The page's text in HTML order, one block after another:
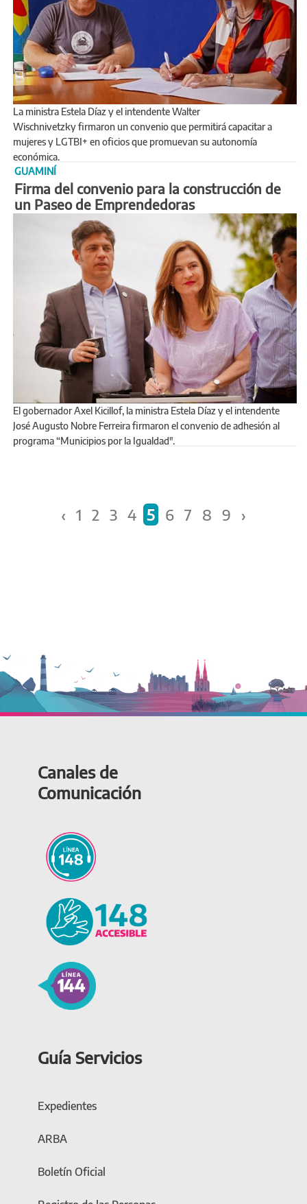
La ministra Estela Díaz y el intendente Walter
Wischnivetzky firmaron un convenio que permitirá capacitar a
mujeres y LGTBI+ en oficios que promuevan su autonomía
económica.
GUAMINÍ
Firma del convenio para la construcción de
un Paseo de Emprendedoras
El gobernador Axel Kicillof, la ministra Estela Díaz y el intendente
José Augusto Nobre Ferreira firmaron el convenio de adhesión al
programa “Municipios por la Igualdad".
‹ 1 2 3 4 5 6 7 8 9 ›
Canales de
Comunicación
Guía Servicios
Expedientes
ARBA
Boletín Oficial